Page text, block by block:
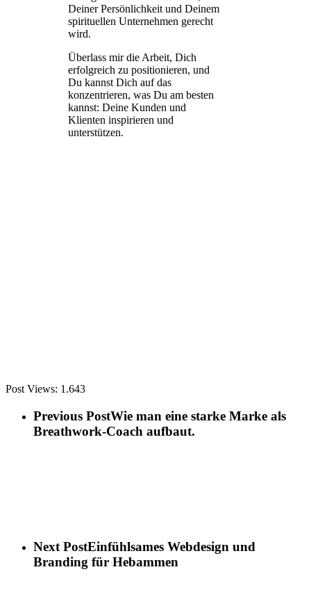
Deiner Persönlichkeit und Deinem
spirituellen Unternehmen gerecht
wird.
Überlass mir die Arbeit, Dich
erfolgreich zu positionieren, und
Du kannst Dich auf das
konzentrieren, was Du am besten
kannst: Deine Kunden und
Klienten inspirieren und
unterstützen.
Post Views: 1.643
Previous PostWie man eine starke Marke als
Breathwork-Coach aufbaut.
Next PostEinfühlsames Webdesign und
Branding für Hebammen